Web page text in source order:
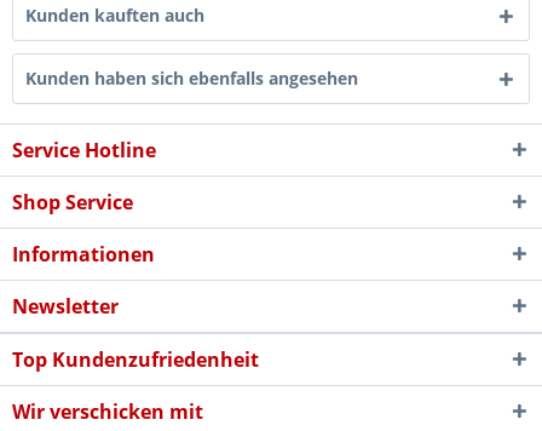
Kunden kauften auch
Kunden haben sich ebenfalls angesehen
Service Hotline
Shop Service
Informationen
Newsletter
Top Kundenzufriedenheit
Wir verschicken mit